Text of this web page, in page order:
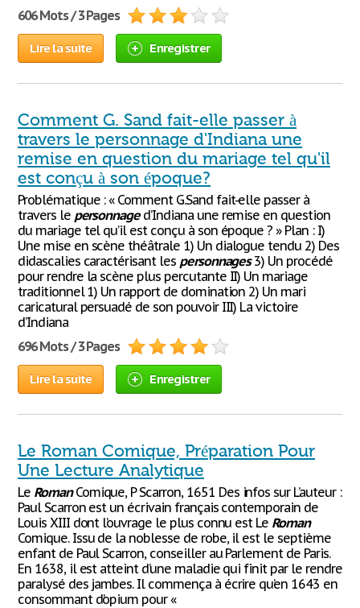
606 Mots / 3 Pages
Lire la suite Enregistrer
Comment G. Sand fait-elle passer à
travers le personnage d'Indiana une
remise en question du mariage tel qu'il
est conçu à son époque?
Problématique : « Comment G.Sand fait-elle passer à
travers le personnaged’Indiana une remise en question
du mariage tel qu’il est conçu à son époque ? » Plan : I)
Une mise en scène théâtrale 1) Un dialogue tendu 2) Des
didascalies caractérisant les personnages3) Un procédé
pour rendre la scène plus percutante II) Un mariage
traditionnel 1) Un rapport de domination 2) Un mari
caricatural persuadé de son pouvoir III) La victoire
d’Indiana
696 Mots / 3 Pages
Lire la suite Enregistrer
Le Roman Comique, Préparation Pour
Une Lecture Analytique
Le RomanComique, P Scarron, 1651 Des infos sur L’auteur :
Paul Scarron est un écrivain français contemporain de
Louis XIII dont l’ouvrage le plus connu est Le Roman
Comique. Issu de la noblesse de robe, il est le septième
enfant de Paul Scarron, conseiller au Parlement de Paris.
En 1638, il est atteint d’une maladie qui finit par le rendre
paralysé des jambes. Il commença à écrire qu’en 1643 en
consommant d’opium pour «